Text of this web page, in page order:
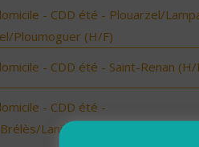
- CDD été - Plouarzel/
Ploumoguer (H/F)
- CDD été - Saint-Renan (H/
- CDD été -
Lanildut/Porspoder/